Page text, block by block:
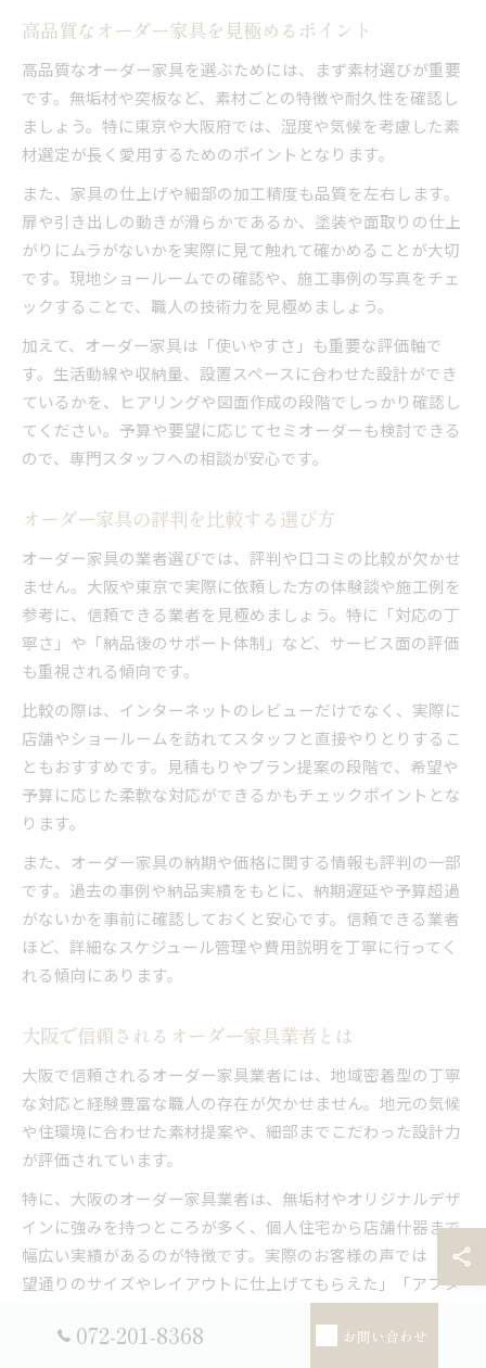
高品質なオーダー家具を見極めるポイント
高品質なオーダー家具を選ぶためには、まず素材選びが重要
です。無垢材や突板など、素材ごとの特徴や耐久性を確認し
ましょう。特に東京や大阪府では、湿度や気候を考慮した素
材選定が長く愛用するためのポイントとなります。
また、家具の仕上げや細部の加工精度も品質を左右します。
扉や引き出しの動きが滑らかであるか、塗装や面取りの仕上
がりにムラがないかを実際に見て触れて確かめることが大切
です。現地ショールームでの確認や、施工事例の写真をチェ
ックすることで、職人の技術力を見極めましょう。
加えて、オーダー家具は「使いやすさ」も重要な評価軸で
す。生活動線や収納量、設置スペースに合わせた設計ができ
ているかを、ヒアリングや図面作成の段階でしっかり確認し
てください。予算や要望に応じてセミオーダーも検討できる
ので、専門スタッフへの相談が安心です。
オーダー家具の評判を比較する選び方
オーダー家具の業者選びでは、評判や口コミの比較が欠かせ
ません。大阪や東京で実際に依頼した方の体験談や施工例を
参考に、信頼できる業者を見極めましょう。特に「対応の丁
寧さ」や「納品後のサポート体制」など、サービス面の評価
も重視される傾向です。
比較の際は、インターネットのレビューだけでなく、実際に
店舗やショールームを訪れてスタッフと直接やりとりするこ
ともおすすめです。見積もりやプラン提案の段階で、希望や
予算に応じた柔軟な対応ができるかもチェックポイントとな
ります。
また、オーダー家具の納期や価格に関する情報も評判の一部
です。過去の事例や納品実績をもとに、納期遅延や予算超過
がないかを事前に確認しておくと安心です。信頼できる業者
ほど、詳細なスケジュール管理や費用説明を丁寧に行ってく
れる傾向にあります。
大阪で信頼されるオーダー家具業者とは
大阪で信頼されるオーダー家具業者には、地域密着型の丁寧
な対応と経験豊富な職人の存在が欠かせません。地元の気候
や住環境に合わせた素材提案や、細部までこだわった設計力
が評価されています。
特に、大阪のオーダー家具業者は、無垢材やオリジナルデザ
インに強みを持つところが多く、個人住宅から店舗什器まで
幅広い実績があるのが特徴です。実際のお客様の声では「希
望通りのサイズやレイアウトに仕上げてもらえた」「アフタ
談も多く見られます。
072-201-8368 お問い合わせ